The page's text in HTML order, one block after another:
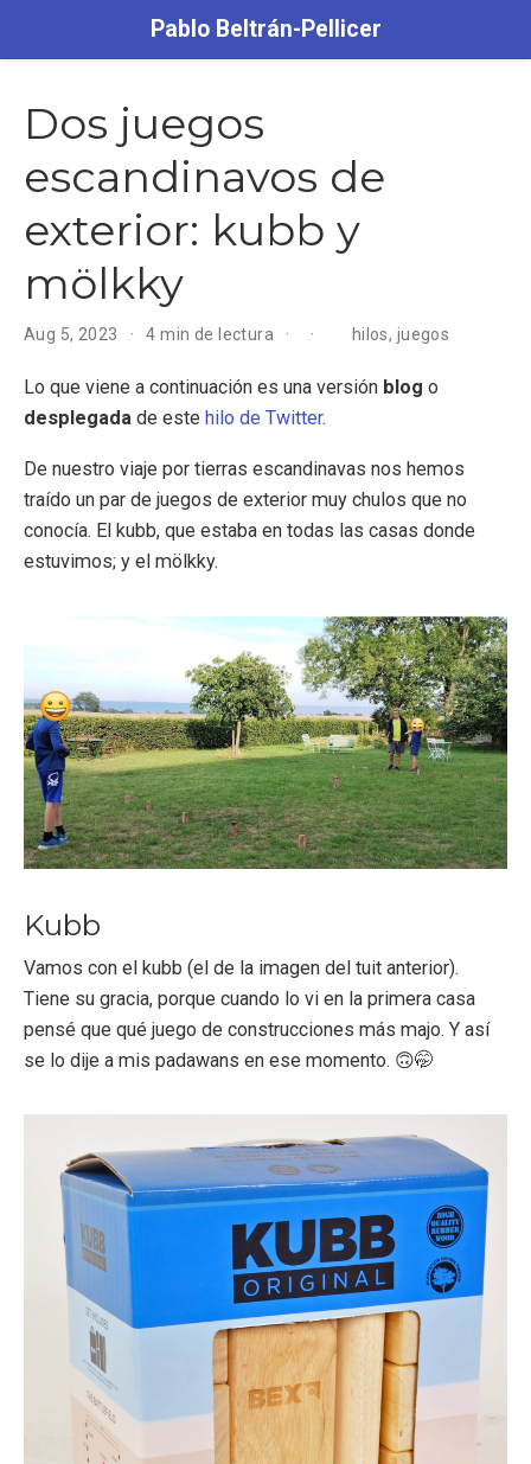
Pablo Beltrán-Pellicer
Dos juegos
escandinavos de
exterior: kubb y
mölkky
Aug 5, 2023 4 min de lectura hilos, juegos
Lo que viene a continuación es una versión blog o
desplegada de este hilo de Twitter.
De nuestro viaje por tierras escandinavas nos hemos
traído un par de juegos de exterior muy chulos que no
conocía. El kubb, que estaba en todas las casas donde
estuvimos; y el mölkky.
Kubb
Vamos con el kubb (el de la imagen del tuit anterior).
Tiene su gracia, porque cuando lo vi en la primera casa
pensé que qué juego de construcciones más majo. Y así
se lo dije a mis padawans en ese momento. 🙃🤭